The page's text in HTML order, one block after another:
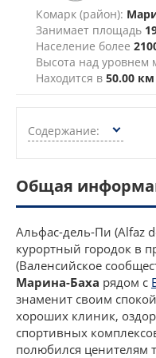
Комарк (район):
Занимает площадь
Население более
Высота над уровнем
Находится в 50.00 км
Содержание:
Общая
Альфас-дель-Пи (Alfaz
курортный городок в
(Валенсийское
Марина-Баха рядом с
знаменит своим
хороших клиник,
спортивных
полюбился ценителям